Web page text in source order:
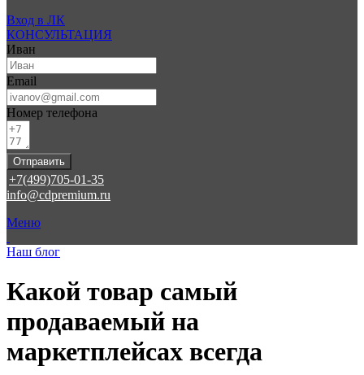
Вход в ЛК
КОНСУЛЬТАЦИЯ
Иван
Email
Номер телефона
Отправить
+7(499)705-01-35
info@cdpremium.ru
Меню
Наш блог
Какой товар самый
продаваемый на
маркетплейсах всегда